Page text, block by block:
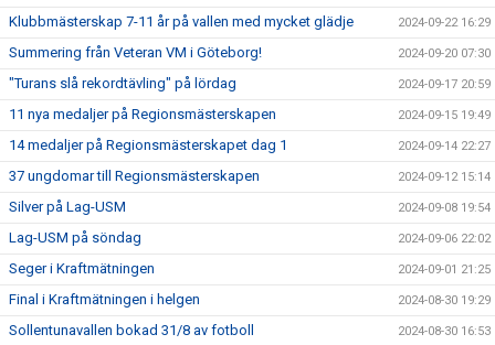
Klubbmästerskap 7-11 år på vallen med mycket glädje 2024-09-22 16:29
Summering från Veteran VM i Göteborg! 2024-09-20 07:30
"Turans slå rekordtävling" på lördag 2024-09-17 20:59
11 nya medaljer på Regionsmästerskapen 2024-09-15 19:49
14 medaljer på Regionsmästerskapet dag 1 2024-09-14 22:27
37 ungdomar till Regionsmästerskapen 2024-09-12 15:14
Silver på Lag-USM 2024-09-08 19:54
Lag-USM på söndag 2024-09-06 22:02
Seger i Kraftmätningen 2024-09-01 21:25
Final i Kraftmätningen i helgen 2024-08-30 19:29
Sollentunavallen bokad 31/8 av fotboll 2024-08-30 16:53